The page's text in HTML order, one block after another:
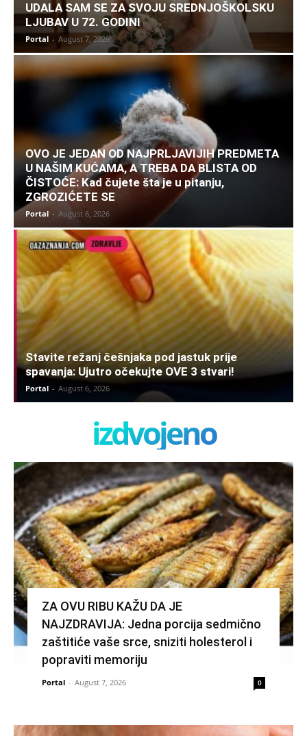
UDALA SAM SE ZA SVOJU SREDNJOŠKOLSKU
LJUBAV U 72. GODINI
Portal - August 7, 2026
OVO JE JEDAN OD NAJPRLJAVIJIH PREDMETA
U NAŠIM KUĆAMA, A TREBA DA BLISTA OD
ČISTOĆE: Kad čujete šta je u pitanju,
ZGROZIĆETE SE
Portal - August 6, 2026
Stavite režanj češnjaka pod jastuk prije
spavanja: Ujutro očekujte OVE 3 stvari!
Portal - August 6, 2026
izdvojeno
ZA OVU RIBU KAŽU DA JE
NAJZDRAVIJA: Jedna porcija sedmično
zaštitiće vaše srce, sniziti holesterol i
popraviti memoriju
Portal - August 7, 2026 0